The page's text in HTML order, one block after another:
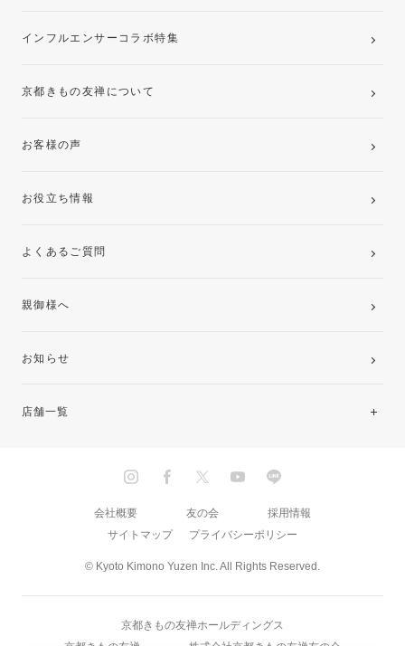
インフルエンサーコラボ特集
京都きもの友禅について
お客様の声
お役立ち情報
よくあるご質問
親御様へ
お知らせ
店舗一覧
© Kyoto Kimono Yuzen Inc. All Rights Reserved.
会社概要 友の会
採用情報
サイトマップ
プライバシーポリシー
京都きもの友禅ホールディングス